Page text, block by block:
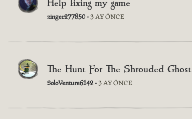
Help fixing my game
zinger277850 -3 AY ÖNCE
The Hunt For The Shrouded Ghost
SoloVenture6142 -3 AY ÖNCE